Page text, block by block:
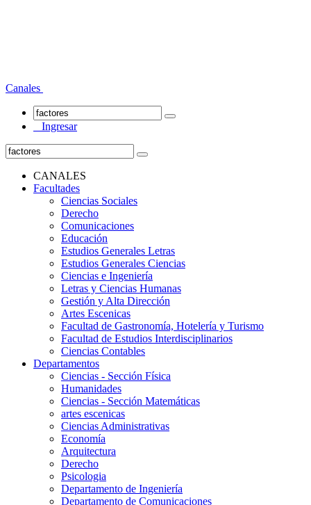
Canales
Ingresar
CANALES
Facultades
Ciencias Sociales
Derecho
Comunicaciones
Educación
Estudios Generales Letras
Estudios Generales Ciencias
Ciencias e Ingeniería
Letras y Ciencias Humanas
Gestión y Alta Dirección
Artes Escenicas
Facultad de Gastronomía, Hotelería y Turismo
Facultad de Estudios Interdisciplinarios
Ciencias Contables
Departamentos
Ciencias - Sección Física
Humanidades
Ciencias - Sección Matemáticas
artes escenicas
Ciencias Administrativas
Economía
Arquitectura
Derecho
Psicologia
Departamento de Ingeniería
Departamento de Comunicaciones